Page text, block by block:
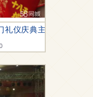
礼仪庆典主持人舞蹈